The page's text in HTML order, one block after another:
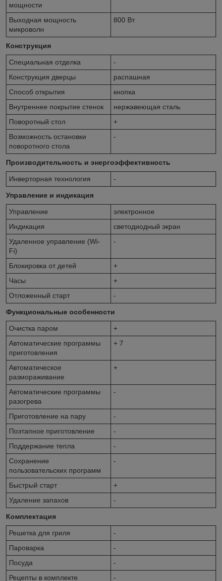
мощности
Выходная мощность
микроволн
800 Вт
Конструкция
Специальная отделка
-
Конструкция дверцы
распашная
Способ открытия
кнопка
Внутреннее покрытие стенок
нержавеющая сталь
Поворотный стол
+
Возможность остановки
поворотного стола
-
Производительность и энергоэффективность
Инверторная технология -
Управление и индикация
Управление
электронное
Индикация
светодиодный экран
Удаленное управление (Wi-
Fi)
-
Блокировка от детей
+
Часы
+
Отложенный старт
-
Функциональные особенности
Очистка паром
+
Автоматические программы
приготовления
+ 7
Автоматическое
размораживание
+
Автоматические программы
разогрева
-
Приготовление на пару
-
Поэтапное приготовление
-
Поддержание тепла
-
Сохранение
пользовательских программ
-
Быстрый старт
+
Удаление запахов
-
Комплектация
Решетка для гриля
-
Пароварка
-
Посуда
-
Рецепты в комплекте
-